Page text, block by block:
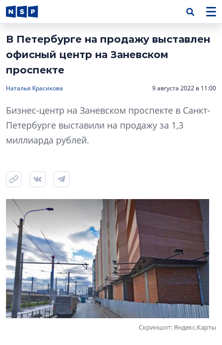
В Петербурге на продажу выставлен
офисный центр на Заневском
проспекте
Наталья Красикова 9 августа 2022 в 11:00
Бизнес-центр на Заневском проспекте в Санкт-
Петербурге выставили на продажу за 1,3
миллиарда рублей.
Скриншот: Яндекс.Карты